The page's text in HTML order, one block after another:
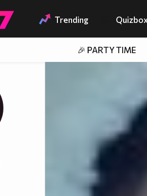
Trending
🎉 PARTY TIME